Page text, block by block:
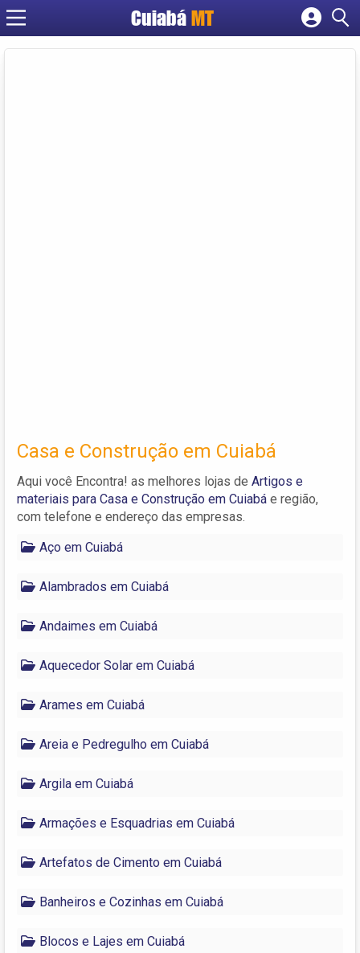
Cuiabá MT
Cadastrar empresa
Casa e Construção em Cuiabá
Aqui você Encontra! as melhores lojas de Artigos e
materiais para Casa e Construção em Cuiabá e região,
com telefone e endereço das empresas.
Aço em Cuiabá
Alambrados em Cuiabá
Andaimes em Cuiabá
Aquecedor Solar em Cuiabá
Arames em Cuiabá
Areia e Pedregulho em Cuiabá
Argila em Cuiabá
Armações e Esquadrias em Cuiabá
Artefatos de Cimento em Cuiabá
Banheiros e Cozinhas em Cuiabá
Blocos e Lajes em Cuiabá